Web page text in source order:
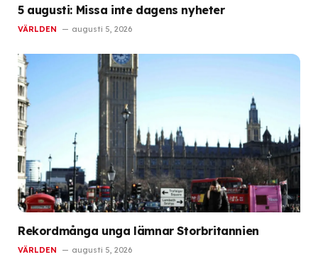
5 augusti: Missa inte dagens nyheter
VÄRLDEN augusti 5, 2026
Rekordmånga unga lämnar Storbritannien
VÄRLDEN augusti 5, 2026